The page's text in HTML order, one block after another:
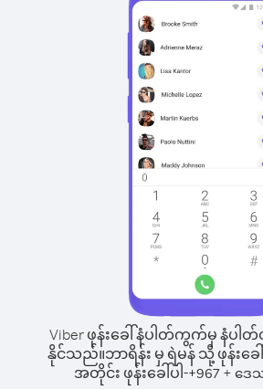
Viber ဖုန်းခေါ်နံပါတ်ကွက်မှ နံပါတ်
နိုင်သည်။ဘာရိန်း မှ ရဲမန် သို့ ဖုန်းခ
အတိုင်း ဖုန်းခေါ်ပါ-+967+ ဒေ